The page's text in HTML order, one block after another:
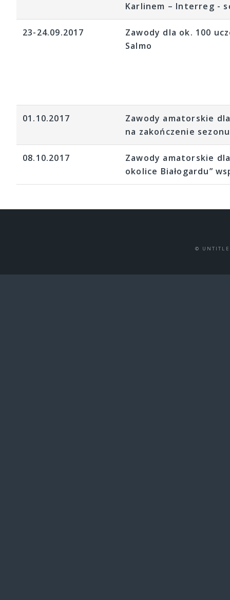
Karlinem – Interreg -
23-24.09.2017
Zawody dla ok. 100
Salmo
01.10.2017
Zawody amatorskie
na zakończenie
08.10.2017
Zawody amatorskie
okolice Białogardu”
©